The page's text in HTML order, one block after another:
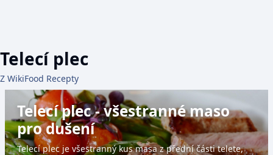
Telecí plec
Z WikiFood Recepty
Telecí plec - všestranné maso
pro dušení
Telecí plec je všestranný kus masa z přední části telete,